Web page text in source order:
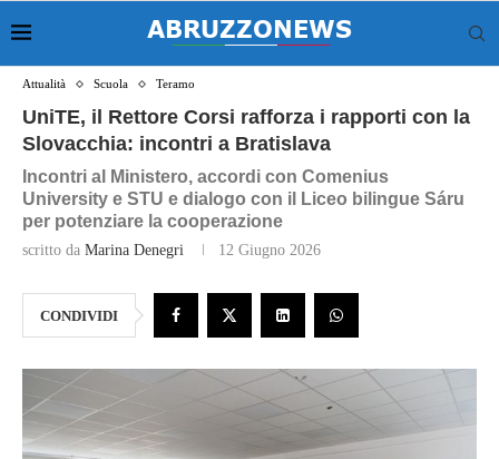
Attualità Scuola Teramo
UniTE, il Rettore Corsi rafforza i rapporti con la
Slovacchia: incontri a Bratislava
Incontri al Ministero, accordi con Comenius
University e STU e dialogo con il Liceo bilingue Sáru
per potenziare la cooperazione
scritto da Marina Denegri 12 Giugno 2026
CONDIVIDI